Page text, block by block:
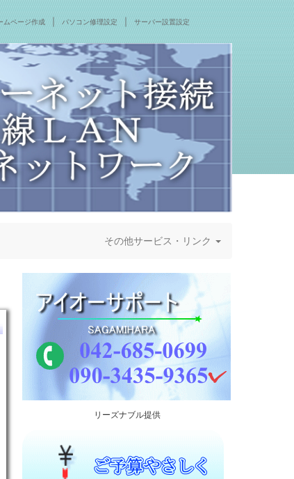
ムページ作成 ｜ パソコン修理設定 ｜ サーバー設置設定
その他サービス・リンク
リーズナブル提供